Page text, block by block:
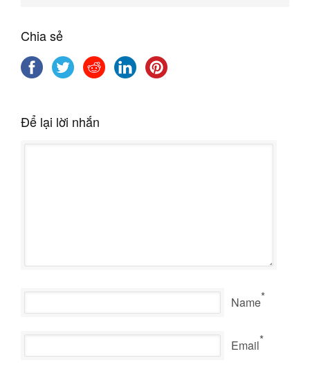
Chia sẻ
Để lại lời nhắn
Name*
Email*